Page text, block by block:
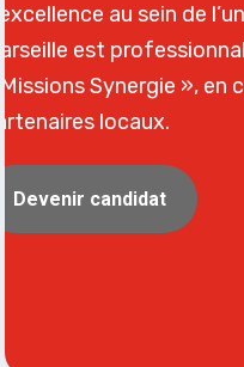
au sein de
est
Synergie », en
locaux.
Devenir candidat